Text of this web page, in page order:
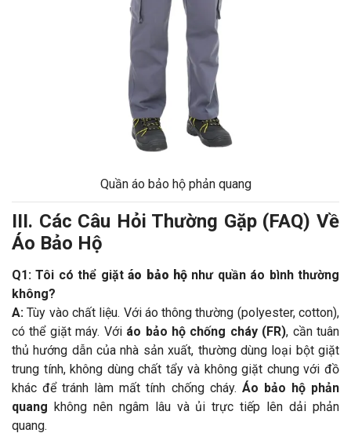
Quần áo bảo hộ phản quang
III. Các Câu Hỏi Thường Gặp (FAQ) Về
Áo Bảo Hộ
Q1: Tôi có thể giặtáo bảo hộnhư quần áo bình thường
không?
A: Tùy vào chất liệu. Với áo thông thường (polyester, cotton),
có thể giặt máy. Với áo bảo hộ chống cháy (FR), cần tuân
thủ hướng dẫn của nhà sản xuất, thường dùng loại bột giặt
trung tính, không dùng chất tẩy và không giặt chung với đồ
khác để tránh làm mất tính chống cháy. Áo bảo hộ phản
quang không nên ngâm lâu và ủi trực tiếp lên dải phản
quang.